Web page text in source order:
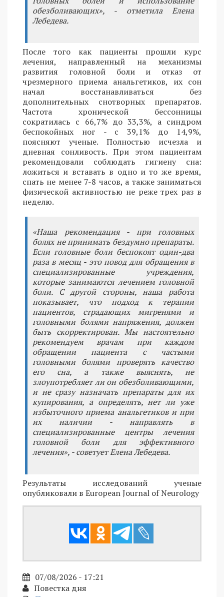
обезболивающих», - отметила Елена
Лебедева.
После того как пациенты прошли курс
лечения, направленный на механизмы
развития головной боли и отказ от
чрезмерного приема анальгетиков, их сон
начал восстанавливаться без
дополнительных снотворных препаратов.
Частота хронической бессонницы
сократилась с 66,7% до 33,3%, а синдром
беспокойных ног - с 39,1% до 14,9%,
поясняют ученые. Полностью исчезла и
дневная сонливость. При этом пациентам
рекомендовали соблюдать гигиену сна:
ложиться и вставать в одно и то же время,
спать не менее 7-8 часов, а также заниматься
физической активностью не реже трех раз в
неделю.
«Наша рекомендация - при головных
болях не принимать бездумно препараты.
Если головные боли беспокоят один-два
раза в месяц - это повод для обращения в
специализированные учреждения,
которые занимаются лечением головной
боли. С другой стороны, наша работа
показывает, что подход к терапии
пациентов, страдающих мигренями и
головными болями напряжения, должен
быть скорректирован. Мы настоятельно
рекомендуем врачам при каждом
обращении пациента с частыми
головными болями проверять качество
его сна, а также выяснять, не
злоупотребляет ли он обезболивающими,
и не сразу назначать препараты для их
купирования, а определять, нет ли уже
избыточного приема анальгетиков и при
их наличии - направлять в
специализированные центры лечения
головной боли для эффективного
лечения», - советует Елена Лебедева.
Результаты исследований ученые
опубликовали в European Journal of Neurology
07/08/2026 - 17:21
Повестка дня